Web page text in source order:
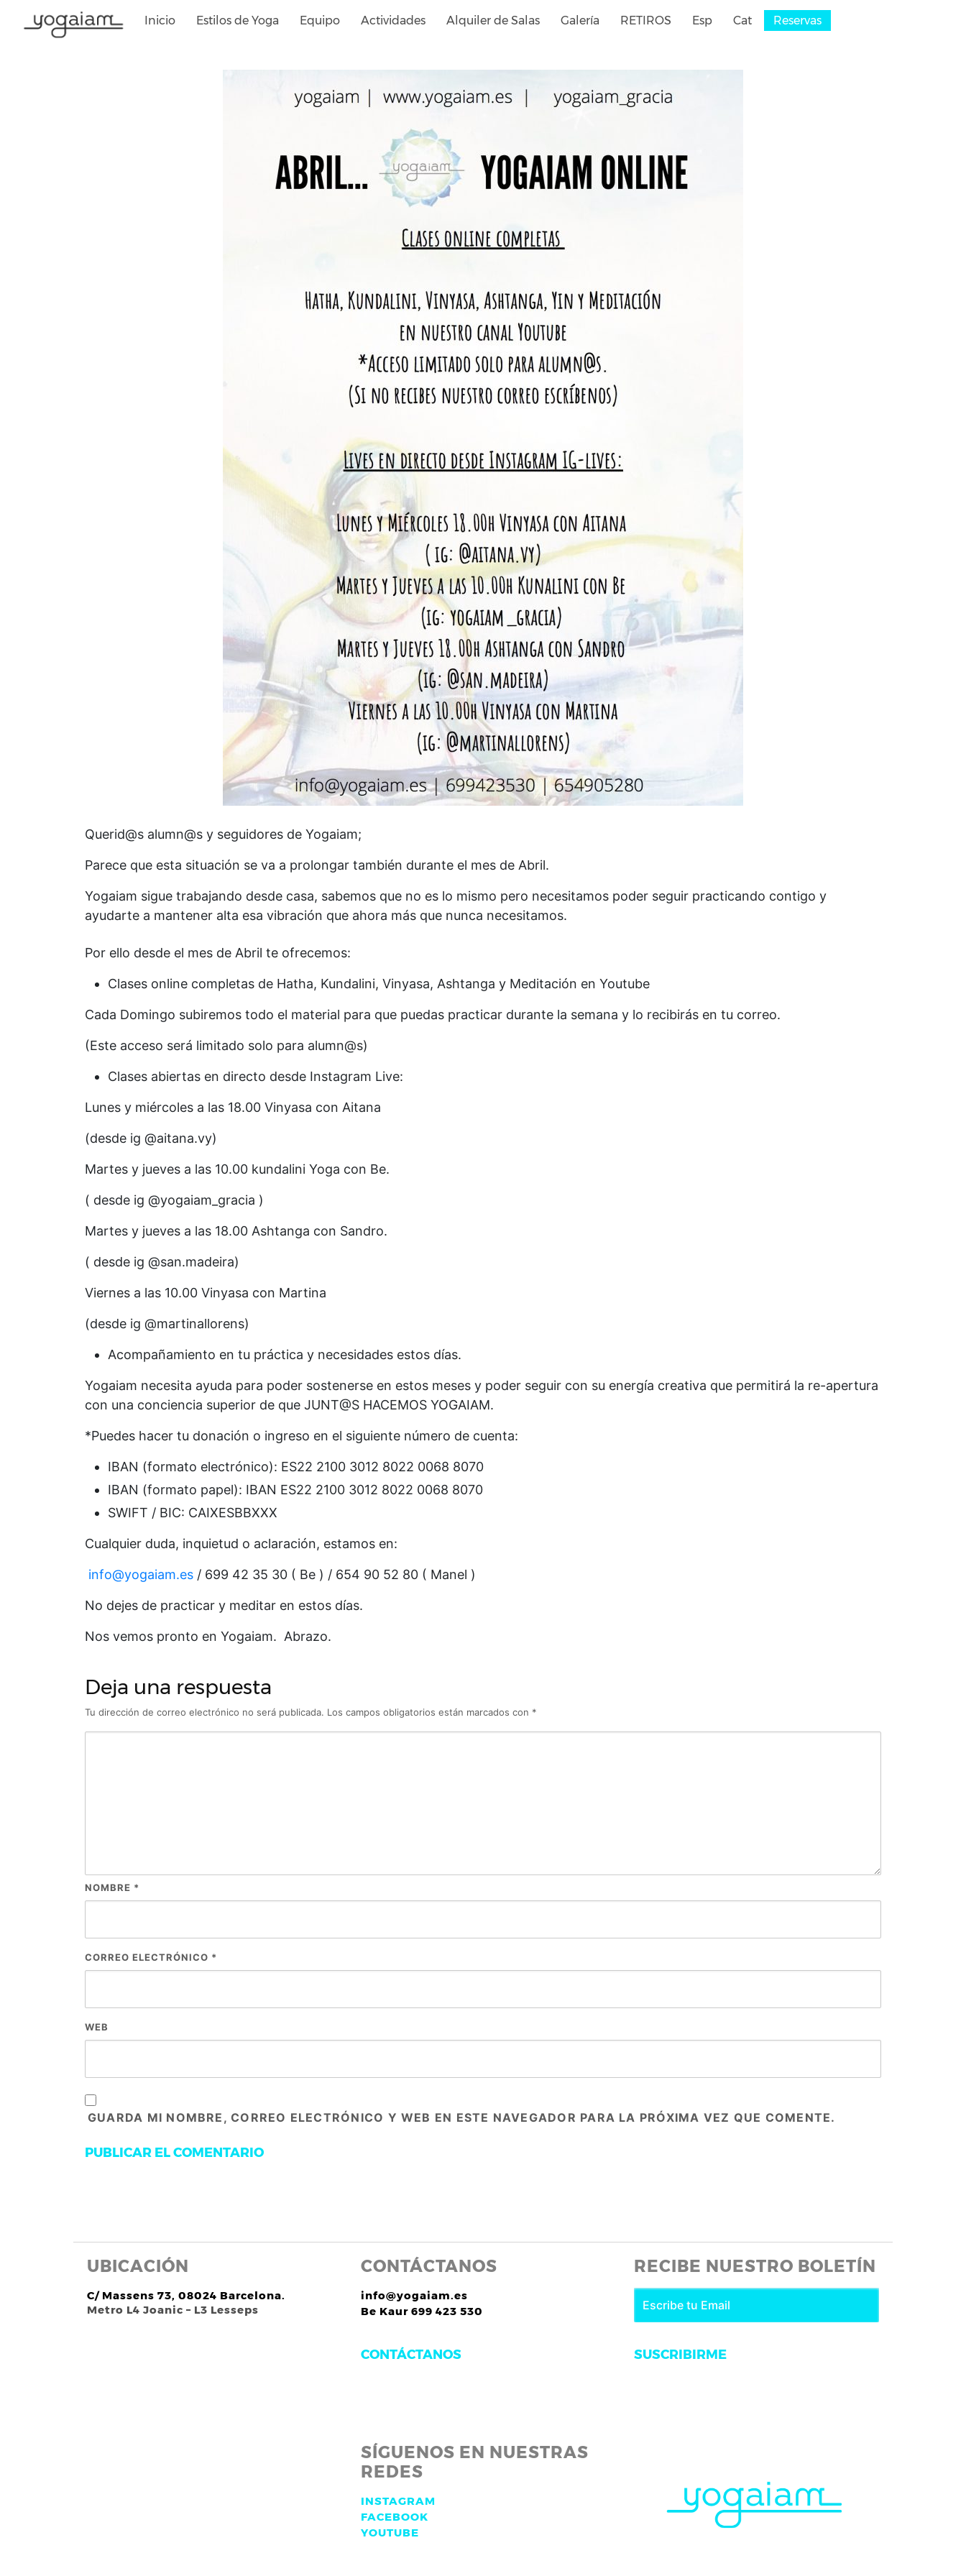
Inicio Estilos de Yoga Equipo Actividades Alquiler de Salas Galería RETIROS Esp Cat Reservas
Querid@s alumn@s y seguidores de Yogaiam;
Parece que esta situación se va a prolongar también durante el mes de Abril.
Yogaiam sigue trabajando desde casa, sabemos que no es lo mismo pero necesitamos poder seguir practicando contigo y
ayudarte a mantener alta esa vibración que ahora más que nunca necesitamos.
Por ello desde el mes de Abril te ofrecemos:
Clases online completas de Hatha, Kundalini, Vinyasa, Ashtanga y Meditación en Youtube
Cada Domingo subiremos todo el material para que puedas practicar durante la semana y lo recibirás en tu correo.
(Este acceso será limitado solo para alumn@s)
Clases abiertas en directo desde Instagram Live:
Lunes y miércoles a las 18.00 Vinyasa con Aitana
(desde ig @aitana.vy)
Martes y jueves a las 10.00 kundalini Yoga con Be.
( desde ig @yogaiam_gracia )
Martes y jueves a las 18.00 Ashtanga con Sandro.
( desde ig @san.madeira)
Viernes a las 10.00 Vinyasa con Martina
(desde ig @martinallorens)
Acompañamiento en tu práctica y necesidades estos días.
Yogaiam necesita ayuda para poder sostenerse en estos meses y poder seguir con su energía creativa que permitirá la re-apertura
con una conciencia superior de que JUNT@S HACEMOS YOGAIAM.
*Puedes hacer tu donación o ingreso en el siguiente número de cuenta:
IBAN (formato electrónico): ES22 2100 3012 8022 0068 8070
IBAN (formato papel): IBAN ES22 2100 3012 8022 0068 8070
SWIFT / BIC: CAIXESBBXXX
Cualquier duda, inquietud o aclaración, estamos en:
info@yogaiam.es / 699 42 35 30 ( Be ) / 654 90 52 80 ( Manel )
No dejes de practicar y meditar en estos días.
Nos vemos pronto en Yogaiam. Abrazo.
Deja una respuesta
Tu dirección de correo electrónico no será publicada. Los campos obligatorios están marcados con *
NOMBRE *
CORREO ELECTRÓNICO *
WEB
GUARDA MI NOMBRE, CORREO ELECTRÓNICO Y WEB EN ESTE NAVEGADOR PARA LA PRÓXIMA VEZ QUE COMENTE.
UBICACIÓN
C/ Massens 73, 08024 Barcelona.
Metro L4 Joanic – L3 Lesseps
CONTÁCTANOS
info@yogaiam.es
Be Kaur 699 423 530
CONTÁCTANOS
SÍGUENOS EN NUESTRAS
REDES
INSTAGRAM
FACEBOOK
YOUTUBE
RECIBE NUESTRO BOLETÍN
SUSCRIBIRME